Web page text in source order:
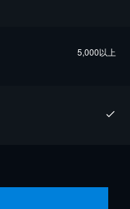
5,000以上